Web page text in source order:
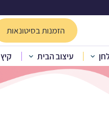
הזמנות בסיטונאות
עיצוב הבית קיץלבועות סבון – יובל המבולבל